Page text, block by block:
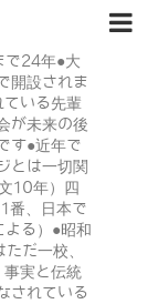
24年●大
開設されま
いる先輩
が未来の後
す●近年で
とは一切関
10年）四
番、日本で
よる）●昭和
だ一校、
実と伝統
されている